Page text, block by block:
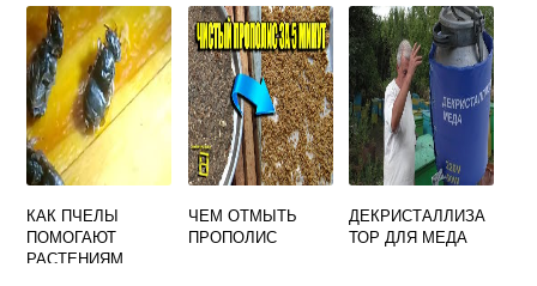
КАК ПЧЕЛЫ
ПОМОГАЮТ
РАСТЕНИЯМ
ЧЕМ ОТМЫТЬ
ПРОПОЛИС
ДЕКРИСТАЛЛИЗА
ТОР ДЛЯ МЕДА